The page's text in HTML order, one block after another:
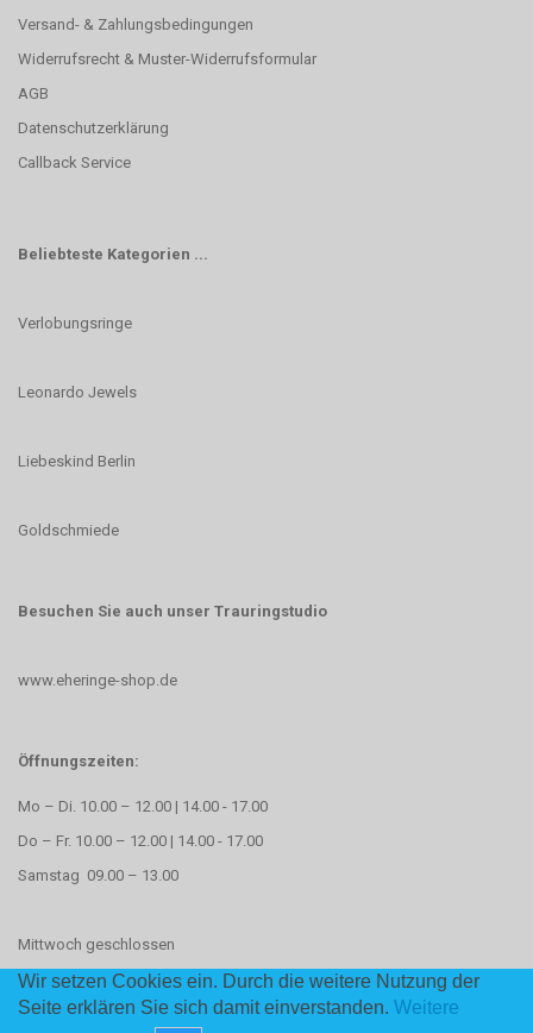
Wir setzen Cookies ein. Durch die weitere Nutzung der
Seite erklären Sie sich damit einverstanden. Weitere
Versand- & Zahlungsbedingungen
Widerrufsrecht & Muster-Widerrufsformular
AGB
Datenschutzerklärung
Callback Service
Beliebteste Kategorien ...
Verlobungsringe
Leonardo Jewels
Liebeskind Berlin
Goldschmiede
Besuchen Sie auch unser Trauringstudio
www.eheringe-shop.de
Öffnungszeiten:
Mo – Di. 10.00 – 12.00 | 14.00 - 17.00
Do – Fr. 10.00 – 12.00 | 14.00 - 17.00
Samstag 09.00 – 13.00
Mittwoch geschlossen